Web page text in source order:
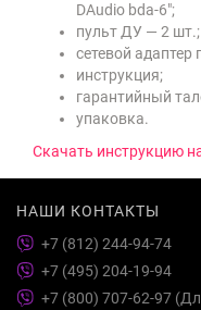
DAudio bda-6";
пульт ДУ — 2 шт.;
сетевой адаптер
инструкция;
гарантийный
упаковка.
Скачать инструкцию
НАШИ КОНТАКТЫ
+7 (812) 244-94-74
+7 (495) 204-19-94
+7 (800) 707-62-97